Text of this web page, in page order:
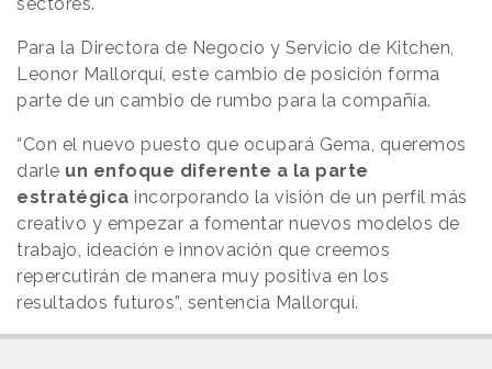
sectores.
Para la Directora de Negocio y Servicio de Kitchen,
Leonor Mallorquí, este cambio de posición forma
parte de un cambio de rumbo para la compañía.
“Con el nuevo puesto que ocupará Gema, queremos
darle un enfoque diferente a la parte
estratégica incorporando la visión de un perfil más
creativo y empezar a fomentar nuevos modelos de
trabajo, ideación e innovación que creemos
repercutirán de manera muy positiva en los
resultados futuros”, sentencia Mallorquí.